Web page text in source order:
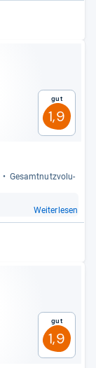
Gut
1,9
Gesamt­nutz­vo­lu­
Weiterlesen
Gut
1,9